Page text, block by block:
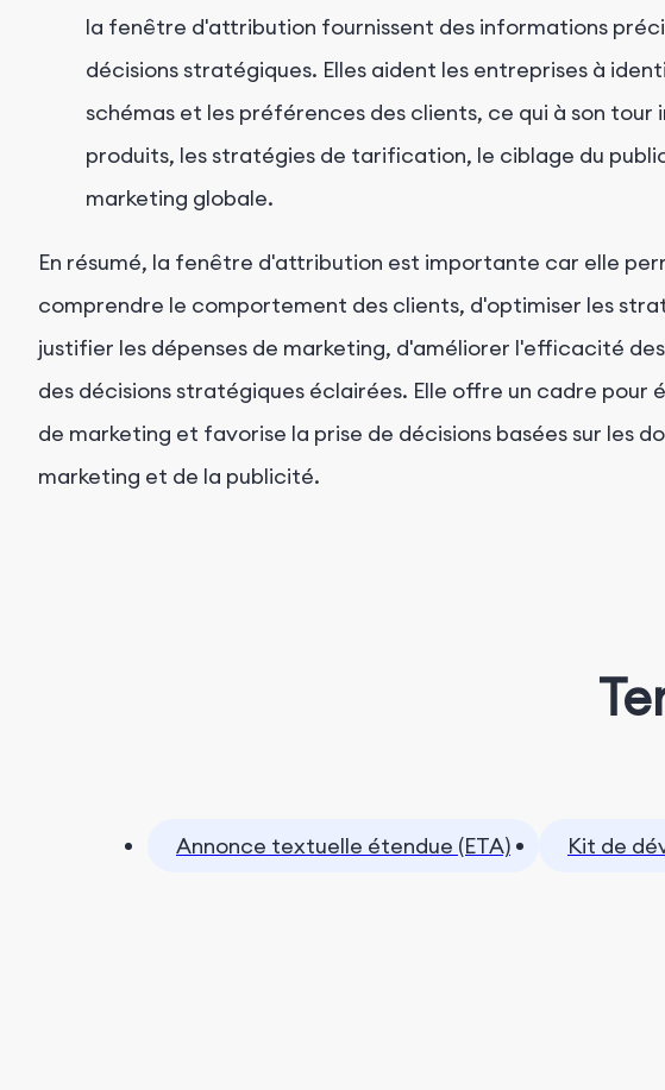
la fenêtre d'attribution fournissent des informations
décisions stratégiques. Elles aident les entreprises à
schémas et les préférences des clients, ce qui à son
produits, les stratégies de tarification, le ciblage du
marketing globale.
En résumé, la fenêtre d'attribution est importante car elle
comprendre le comportement des clients, d'optimiser les
justifier les dépenses de marketing, d'améliorer l'efficacité
des décisions stratégiques éclairées. Elle offre un cadre
de marketing et favorise la prise de décisions basées sur les
marketing et de la publicité.
Annonce textuelle étendue (ETA) Kit de